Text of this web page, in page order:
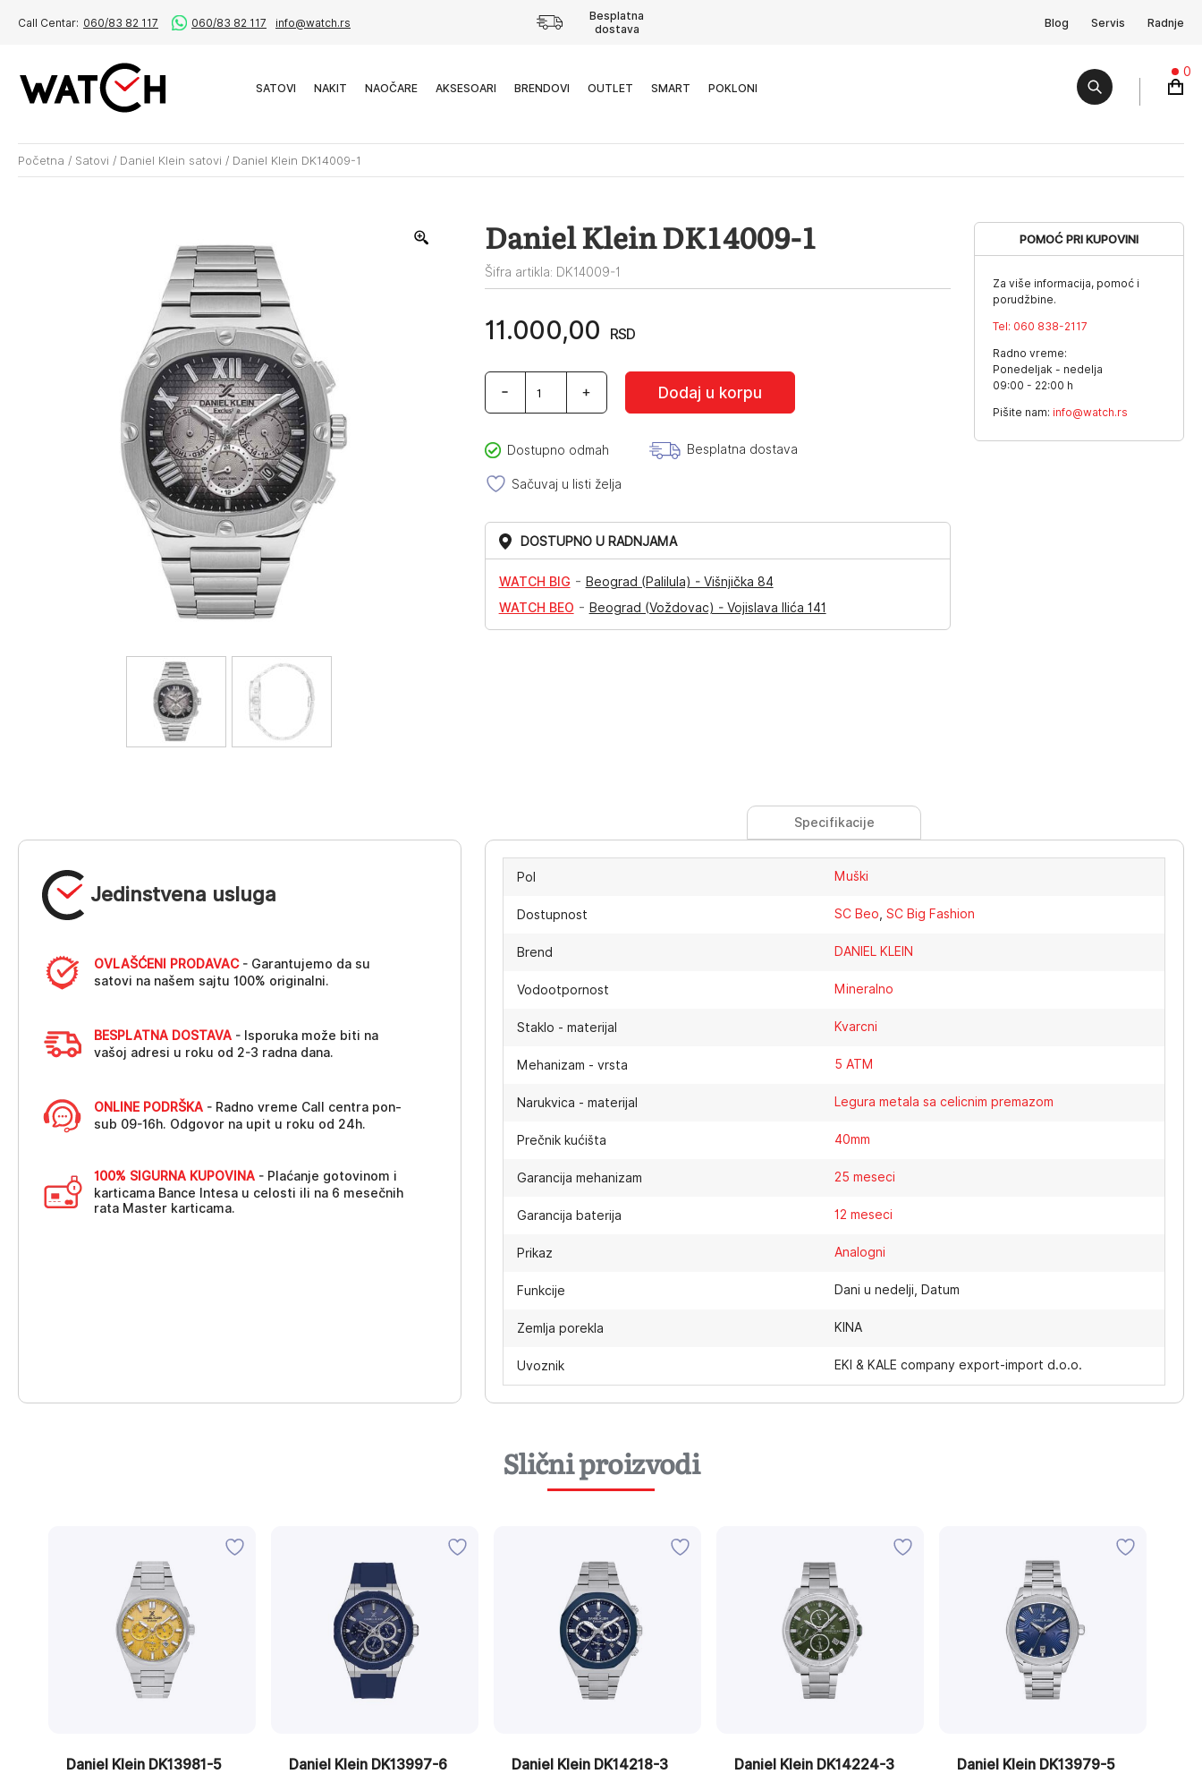
Call Centar: 060/83 82 117 060/83 82 117 info@watch.rs
Besplatna
dostava
Blog Servis Radnje
SATOVI NAKIT NAOČARE AKSESOARI BRENDOVI OUTLET SMART POKLONI
0
Početna / Satovi / Daniel Klein satovi / Daniel Klein DK14009-1
Daniel Klein DK14009-1
Šifra artikla: DK14009-1
11.000,00 RSD
Daniel
Klein
DK14009-
količina
Dodaj u korpu
Dostupno odmah Besplatna dostava
Sačuvaj u listi želja
DOSTUPNO U RADNJAMA
WATCH BIG - Beograd (Palilula) - Višnjička 84
WATCH BEO - Beograd (Voždovac) - Vojislava Ilića 141
POMOĆ PRI KUPOVINI
Za više informacija, pomoć i
porudžbine.
Tel: 060 838-2117
Radno vreme:
Ponedeljak - nedelja
09:00 - 22:00 h
Pišite nam: info@watch.rs
Jedinstvena usluga
OVLAŠĆENI PRODAVAC- Garantujemo da su
satovi na našem sajtu 100% originalni.
BESPLATNA DOSTAVA - Isporuka može biti na
vašoj adresi u roku od 2-3 radna dana.
ONLINE PODRŠKA - Radno vreme Call centra pon-
sub 09-16h. Odgovor na upit u roku od 24h.
100% SIGURNA KUPOVINA - Plaćanje gotovinom i
karticama Bance Intesa u celosti ili na 6 mesečnih
rata Master karticama.
Specifikacije
Pol Muški
Dostupnost SC Beo ,SC Big Fashion
Brend DANIEL KLEIN
Vodootpornost Mineralno
Staklo - materijal Kvarcni
Mehanizam - vrsta 5 ATM
Narukvica - materijal Legura metala sa celicnim premazom
Prečnik kućišta 40mm
Garancija mehanizam 25 meseci
Garancija baterija 12 meseci
Prikaz Analogni
Funkcije Dani u nedelji, Datum
Zemlja porekla KINA
Uvoznik EKI & KALE company export-import d.o.o.
Slični proizvodi
Daniel Klein DK13981-5 Daniel Klein DK13997-6 Daniel Klein DK14218-3 Daniel Klein DK14224-3 Daniel Klein DK13979-5